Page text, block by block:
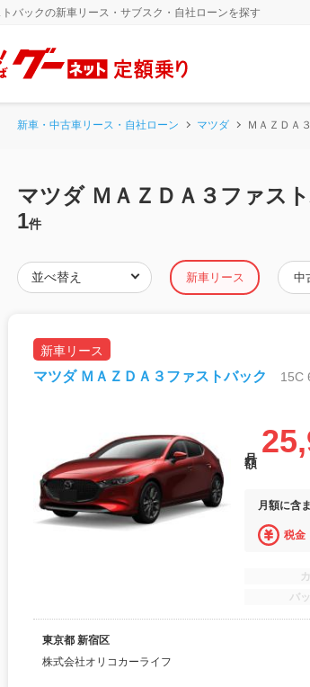
バックの新車リース・サブスク・自社ローンを探す
新車・中古車リース・自社ローン マツダ ＭＡＺＤＡ
マツダ ＭＡＺＤＡ３ファス
1件
新車リース 中
新車リース
マツダ ＭＡＺＤＡ３ファストバック 15C
月額に含
税金
バ
東京都 新宿区
株式会社オリコカーライフ